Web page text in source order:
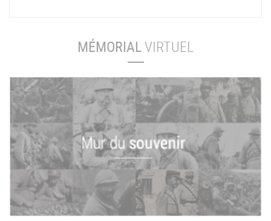
MÉMORIALVIRTUEL